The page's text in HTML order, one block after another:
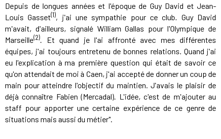
Depuis de longues années et l'époque de Guy David et Jean-
Louis Gasset(1), j'ai une sympathie pour ce club. Guy David
m'avait, d'ailleurs, signalé William Gallas pour l'Olympique de
Marseille(2). Et quand je l'ai affronté avec mes différentes
équipes, j'ai toujours entretenu de bonnes relations. Quand j'ai
eu l'explication à ma première question qui était de savoir ce
qu'on attendait de moi à Caen, j'ai accepté de donner un coup de
main pour atteindre l'objectif du maintien. J'avais le plaisir de
déjà connaître Fabien (Mercadal). L'idée, c'est de m'ajouter au
staff pour apporter une certaine expérience de ce genre de
situations mais aussi du métier".